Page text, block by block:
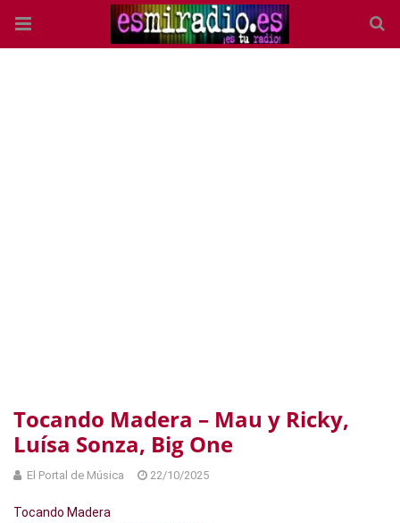
Tocando Madera – Mau y Ricky,
Luísa Sonza, Big One
El Portal de Música 22/10/2025
Tocando Madera